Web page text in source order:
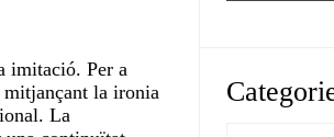
imitació. Per a
la ironia
La